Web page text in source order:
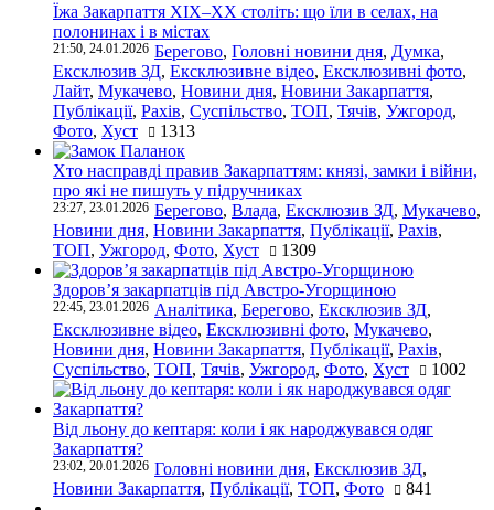
Їжа Закарпаття ХІХ–ХХ століть: що їли в селах, на
полонинах і в містах
21:50, 24.01.2026 Берегово, Головні новини дня, Думка,
Ексклюзив ЗД, Ексклюзивне відео, Ексклюзивні фото,
Лайт, Мукачево, Новини дня, Новини Закарпаття,
Публікації, Рахів, Суспільство, ТОП, Тячів, Ужгород,
Фото, Хуст 1313
Хто насправді правив Закарпаттям: князі, замки і війни,
про які не пишуть у підручниках
23:27, 23.01.2026 Берегово, Влада, Ексклюзив ЗД, Мукачево,
Новини дня, Новини Закарпаття, Публікації, Рахів,
ТОП, Ужгород, Фото, Хуст 1309
Здоров’я закарпатців під Австро-Угорщиною
22:45, 23.01.2026 Аналітика, Берегово, Ексклюзив ЗД,
Ексклюзивне відео, Ексклюзивні фото, Мукачево,
Новини дня, Новини Закарпаття, Публікації, Рахів,
Суспільство, ТОП, Тячів, Ужгород, Фото, Хуст 1002
Від льону до кептаря: коли і як народжувався одяг
Закарпаття?
23:02, 20.01.2026 Головні новини дня, Ексклюзив ЗД,
Новини Закарпаття, Публікації, ТОП, Фото 841